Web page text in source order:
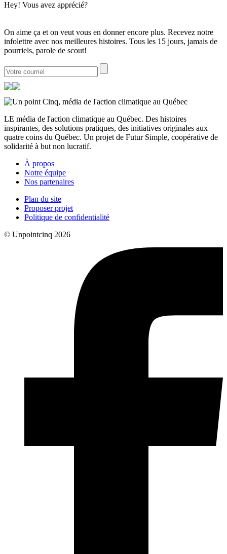
Hey! Vous avez apprécié?
On aime ça et on veut vous en donner encore plus. Recevez notre
infolettre avec nos meilleures histoires. Tous les 15 jours, jamais de
pourriels, parole de scout!
LE média de l'action climatique au Québec. Des histoires
inspirantes, des solutions pratiques, des initiatives originales aux
quatre coins du Québec. Un projet de Futur Simple, coopérative de
solidarité à but non lucratif.
À propos
Notre équipe
Nos partenaires
Plan du site
Proposer projet
Politique de confidentialité
© Unpointcinq 2026